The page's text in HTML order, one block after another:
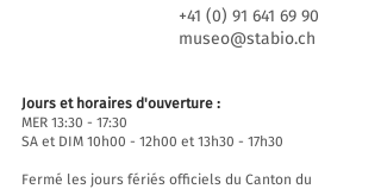
+41 (0) 91 641 69 90
museo@stabio.ch
Jours et horaires d'ouverture :
MER 13:30 - 17:30
SA et DIM 10h00 - 12h00 et 13h30 - 17h30
Fermé les jours fériés officiels du Canton du